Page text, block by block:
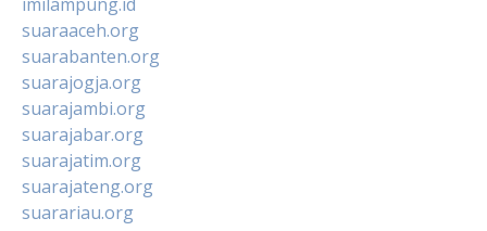
suaraaceh.org
suarabanten.org
suarajogja.org
suarajambi.org
suarajabar.org
suarajatim.org
suarajateng.org
suarariau.org